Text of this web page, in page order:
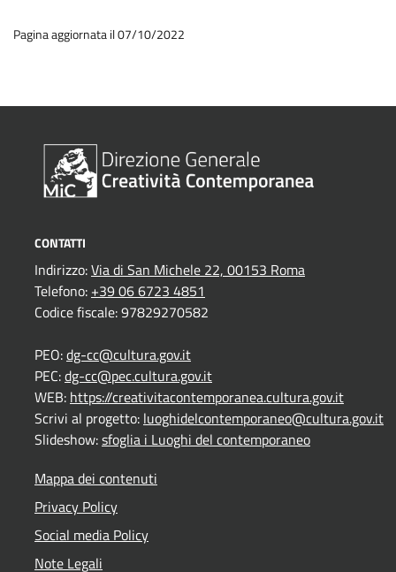
Pagina aggiornata il 07/10/2022
CONTATTI
Indirizzo:Via di San Michele 22, 00153 Roma
Telefono: +39 06 6723 4851
Codice fiscale: 97829270582
PEO:dg-cc@cultura.gov.it
PEC:dg-cc@pec.cultura.gov.it
WEB: https://creativitacontemporanea.cultura.gov.it
Scrivi al progetto: luoghidelcontemporaneo@cultura.gov.it
Slideshow:sfoglia i Luoghi del contemporaneo
Mappa dei contenuti
Privacy Policy
Social media Policy
Note Legali